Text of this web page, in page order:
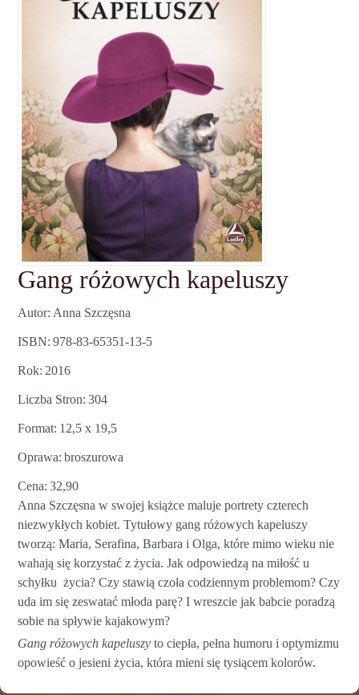
Gang różowych kapeluszy
Autor Anna Szczęsna
ISBN 978-83-65351-13-5
Rok 2016
Liczba Stron 304
Format 12,5 x 19,5
Oprawa broszurowa
Cena 32,90
Anna Szczęsna w swojej książce maluje portrety czterech
niezwykłych kobiet. Tytułowy gang różowych kapeluszy
tworzą: Maria, Serafina, Barbara i Olga, które mimo wieku nie
wahają się korzystać z życia. Jak odpowiedzą na miłość u
schyłku życia? Czy stawią czoła codziennym problemom? Czy
uda im się zeswatać młoda parę? I wreszcie jak babcie poradzą
sobie na spływie kajakowym?
Gang różowych kapeluszy to ciepła, pełna humoru i optymizmu
opowieść o jesieni życia, która mieni się tysiącem kolorów.